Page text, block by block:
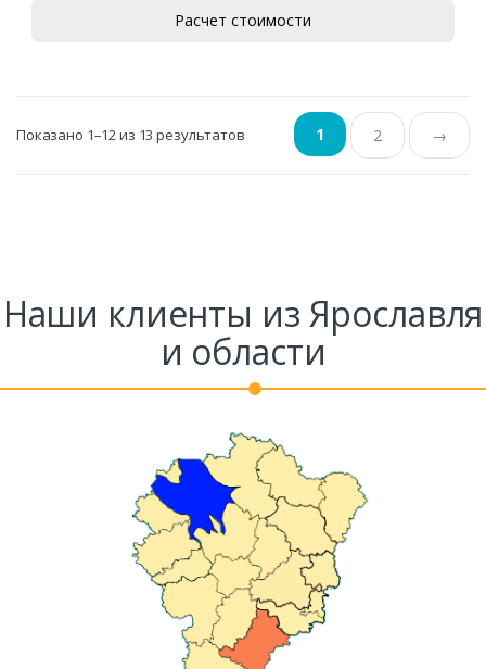
Расчет стоимости
Показано 1–12 из 13 результатов 1 2 →
Наши клиенты из Ярославля
и области